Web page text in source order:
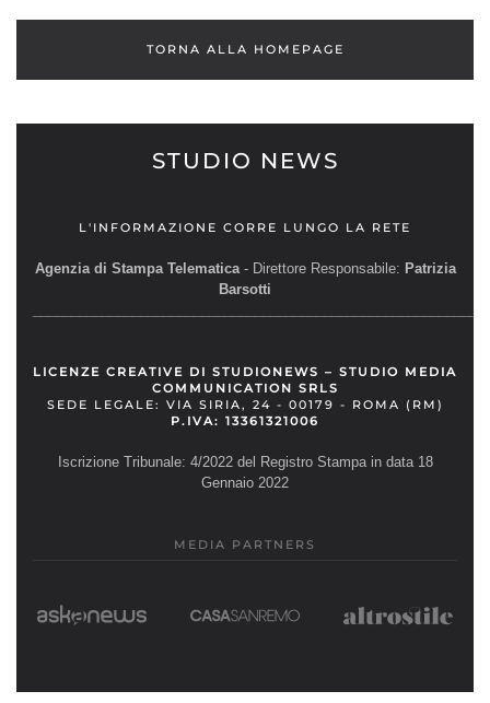
TORNA ALLA HOMEPAGE
STUDIO NEWS
L'INFORMAZIONE CORRE LUNGO LA RETE
Agenzia di Stampa Telematica- Direttore Responsabile: Patrizia
Barsotti
LICENZE CREATIVE DI STUDIONEWS – STUDIO MEDIA
COMMUNICATION SRLS
SEDE LEGALE: VIA SIRIA, 24 - 00179 - ROMA (RM)
P.IVA: 13361321006
Iscrizione Tribunale: 4/2022 del Registro Stampa in data 18
Gennaio 2022
MEDIA PARTNERS